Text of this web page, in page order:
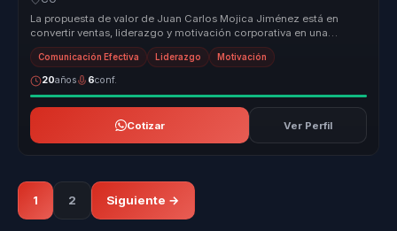
La propuesta de valor de Juan Carlos Mojica Jiménez está en
convertir ventas, liderazgo y motivación corporativa en una
experiencia de ap...
Comunicación Efectiva Liderazgo Motivación
20años 6conf.
Cotizar Ver Perfil
1 2 Siguiente →